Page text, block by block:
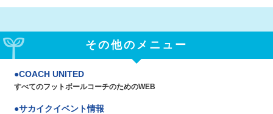
その他のメニュー
COACH UNITED
すべてのフットボールコーチのためのWEB
サカイクイベント情報